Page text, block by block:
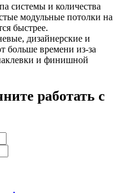
системы и количества
модульные потолки на
быстрее.
дизайнерские и
больше времени из-за
и финишной
работать с